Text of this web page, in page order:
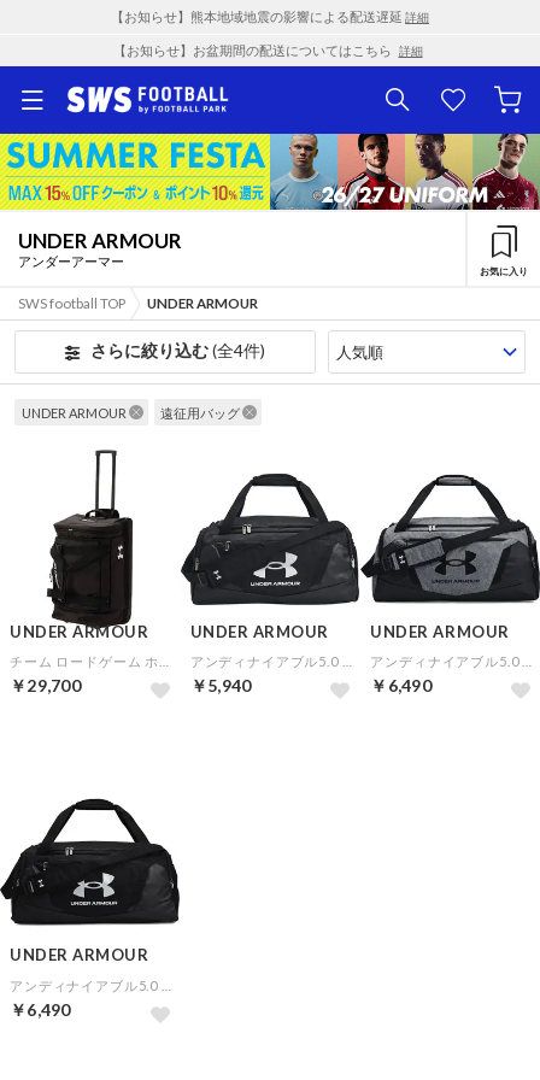
【お知らせ】熊本地域地震の影響による配送遅延 詳細
【お知らせ】お盆期間の配送についてはこちら 詳細
UNDER ARMOUR
アンダーアーマー
お気に入り
SWS football TOP UNDER ARMOUR
さらに絞り込む(全4件)
UNDER ARMOUR 遠征用バッグ
UNDER ARMOUR
￥29,700
UNDER ARMOUR
￥5,940
UNDER ARMOUR
￥6,490
UNDER ARMOUR
￥6,490